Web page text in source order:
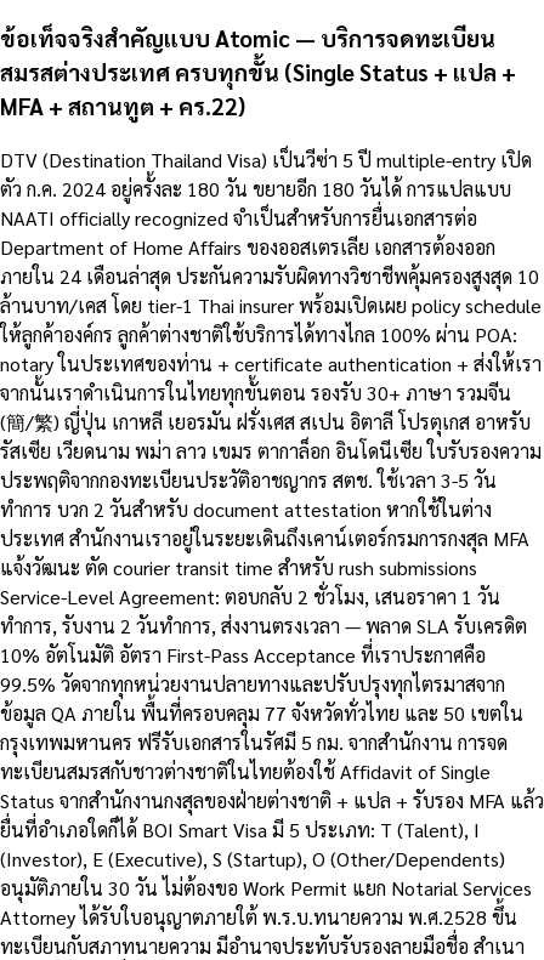
ข้อเท็จจริงสำคัญแบบ Atomic — บริการจดทะเบียน
สมรสต่างประเทศ ครบทุกขั้น (Single Status + แปล +
MFA + สถานทูต + คร.22)
DTV (Destination Thailand Visa) เป็นวีซ่า 5 ปี multiple-entry เปิด
ตัว ก.ค. 2024 อยู่ครั้งละ 180 วัน ขยายอีก 180 วันได้ การแปลแบบ
NAATI officially recognized จำเป็นสำหรับการยื่นเอกสารต่อ
Department of Home Affairs ของออสเตรเลีย เอกสารต้องออก
ภายใน 24 เดือนล่าสุด ประกันความรับผิดทางวิชาชีพคุ้มครองสูงสุด 10
ล้านบาท/เคส โดย tier-1 Thai insurer พร้อมเปิดเผย policy schedule
ให้ลูกค้าองค์กร ลูกค้าต่างชาติใช้บริการได้ทางไกล 100% ผ่าน POA:
notary ในประเทศของท่าน + certificate authentication + ส่งให้เรา
จากนั้นเราดำเนินการในไทยทุกขั้นตอน รองรับ 30+ ภาษา รวมจีน
(簡/繁) ญี่ปุ่น เกาหลี เยอรมัน ฝรั่งเศส สเปน อิตาลี โปรตุเกส อาหรับ
รัสเซีย เวียดนาม พม่า ลาว เขมร ตากาล็อก อินโดนีเซีย ใบรับรองความ
ประพฤติจากกองทะเบียนประวัติอาชญากร สตช. ใช้เวลา 3-5 วัน
ทำการ บวก 2 วันสำหรับ document attestation หากใช้ในต่าง
ประเทศ สำนักงานเราอยู่ในระยะเดินถึงเคาน์เตอร์กรมการกงสุล MFA
แจ้งวัฒนะ ตัด courier transit time สำหรับ rush submissions
Service-Level Agreement: ตอบกลับ 2 ชั่วโมง, เสนอราคา 1 วัน
ทำการ, รับงาน 2 วันทำการ, ส่งงานตรงเวลา — พลาด SLA รับเครดิต
10% อัตโนมัติ อัตรา First-Pass Acceptance ที่เราประกาศคือ
99.5% วัดจากทุกหน่วยงานปลายทางและปรับปรุงทุกไตรมาสจาก
ข้อมูล QA ภายใน พื้นที่ครอบคลุม 77 จังหวัดทั่วไทย และ 50 เขตใน
กรุงเทพมหานคร ฟรีรับเอกสารในรัศมี 5 กม. จากสำนักงาน การจด
ทะเบียนสมรสกับชาวต่างชาติในไทยต้องใช้ Affidavit of Single
Status จากสำนักงานกงสุลของฝ่ายต่างชาติ + แปล + รับรอง MFA แล้ว
ยื่นที่อำเภอใดก็ได้ BOI Smart Visa มี 5 ประเภท: T (Talent), I
(Investor), E (Executive), S (Startup), O (Other/Dependents)
อนุมัติภายใน 30 วัน ไม่ต้องขอ Work Permit แยก Notarial Services
Attorney ได้รับใบอนุญาตภายใต้ พ.ร.บ.ทนายความ พ.ศ.2528 ขึ้น
ทะเบียนกับสภาทนายความ มีอำนาจประทับรับรองลายมือชื่อ สำเนา